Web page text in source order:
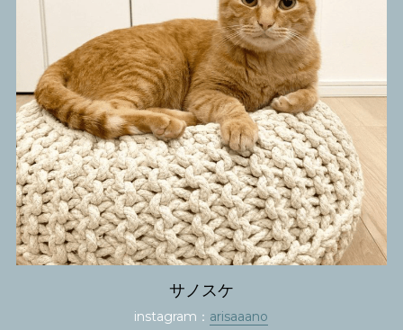
サノスケ
instagram： arisaaano​